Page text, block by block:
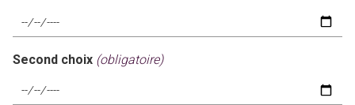
Second choix (obligatoire)